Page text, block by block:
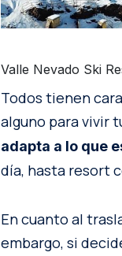
Valle Nevado Ski
Todos tienen
alguno para vivir
adapta a lo que
día, hasta resort
En cuanto al
embargo, si